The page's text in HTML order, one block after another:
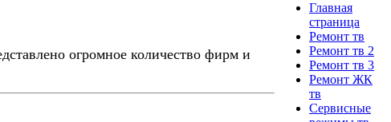
огромное количество фирм и
Главная
страница
Ремонт тв
Ремонт тв 2
Ремонт тв 3
Ремонт ЖК
тв
Сервисные